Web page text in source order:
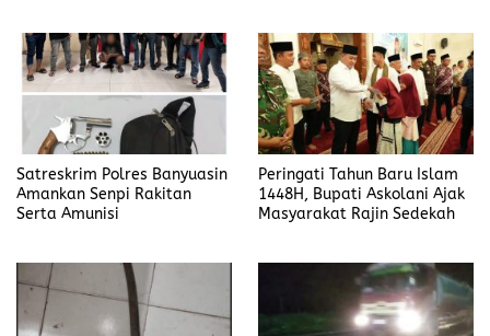
Satreskrim Polres Banyuasin
Amankan Senpi Rakitan
Serta Amunisi
Peringati Tahun Baru Islam
1448H, Bupati Askolani Ajak
Masyarakat Rajin Sedekah